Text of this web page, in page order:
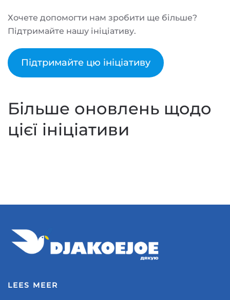
Хочете допомогти нам зробити ще більше?
Підтримайте нашу ініціативу.
Підтримайте цю ініціативу
Більше оновлень щодо
цієї ініціативи
LEES MEER